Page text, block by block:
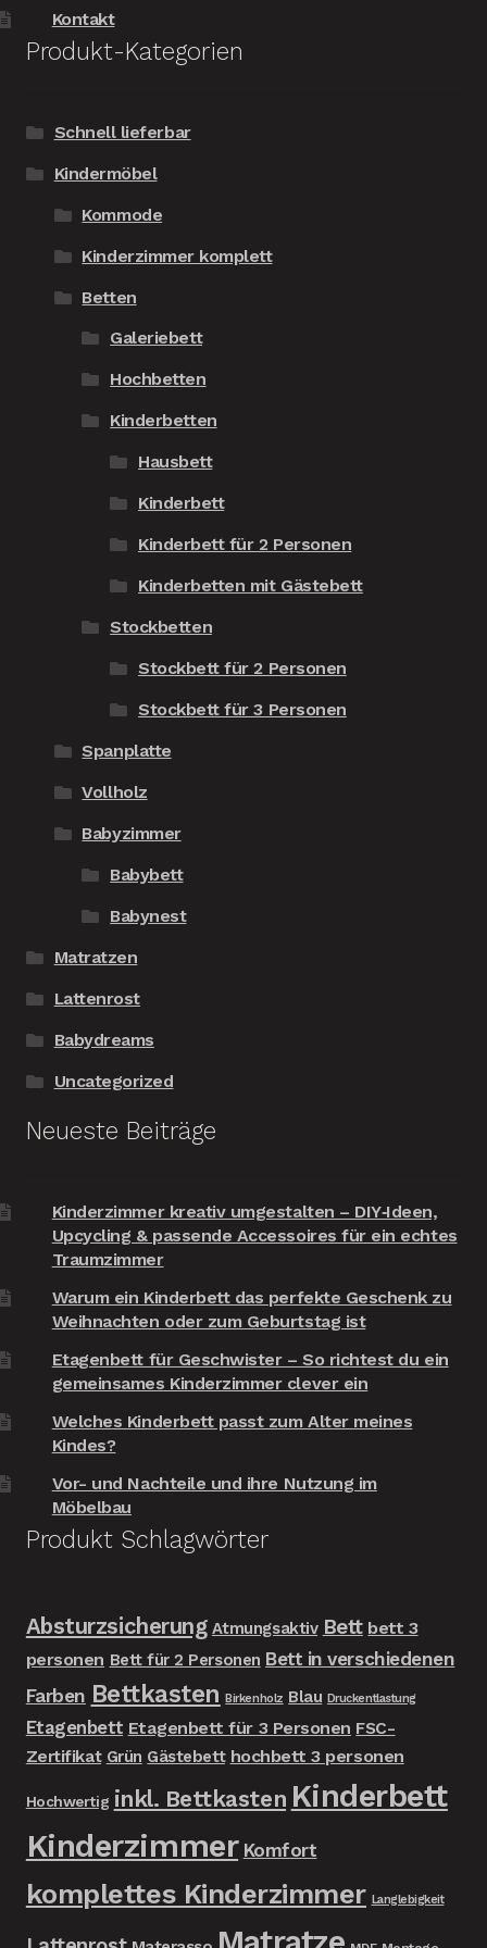
Kontakt
Produkt-Kategorien
Schnell lieferbar
Kindermöbel
Kommode
Kinderzimmer komplett
Betten
Galeriebett
Hochbetten
Kinderbetten
Hausbett
Kinderbett
Kinderbett für 2 Personen
Kinderbetten mit Gästebett
Stockbetten
Stockbett für 2 Personen
Stockbett für 3 Personen
Spanplatte
Vollholz
Babyzimmer
Babybett
Babynest
Matratzen
Lattenrost
Babydreams
Uncategorized
Neueste Beiträge
Kinderzimmer kreativ umgestalten – DIY‑Ideen,
Upcycling & passende Accessoires für ein echtes
Traumzimmer
Warum ein Kinderbett das perfekte Geschenk zu
Weihnachten oder zum Geburtstag ist
Etagenbett für Geschwister – So richtest du ein
gemeinsames Kinderzimmer clever ein
Welches Kinderbett passt zum Alter meines
Kindes?
Vor- und Nachteile und ihre Nutzung im
Möbelbau
Produkt Schlagwörter
Absturzsicherung Atmungsaktiv Bett bett 3
personen Bett für 2 Personen Bett in verschiedenen
Farben Bettkasten Birkenholz Blau Druckentlastung
Etagenbett Etagenbett für 3 Personen FSC-
Zertifikat Grün Gästebett hochbett 3 personen
Hochwertig inkl. Bettkasten Kinderbett
Kinderzimmer Komfort
komplettes Kinderzimmer Langlebigkeit